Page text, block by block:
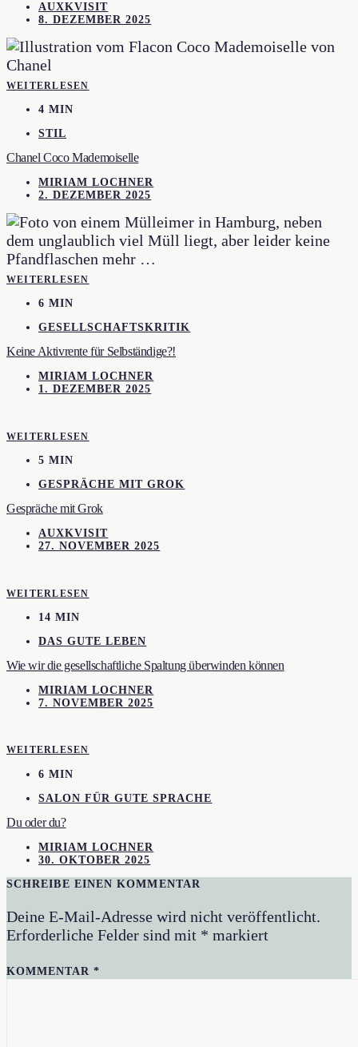
AUXKVISIT
8. DEZEMBER 2025
WEITERLESEN
4 MIN
STIL
Chanel Coco Mademoiselle
MIRIAM LOCHNER
2. DEZEMBER 2025
WEITERLESEN
6 MIN
GESELLSCHAFTSKRITIK
Keine Aktivrente für Selbständige?!
MIRIAM LOCHNER
1. DEZEMBER 2025
WEITERLESEN
5 MIN
GESPRÄCHE MIT GROK
Gespräche mit Grok
AUXKVISIT
27. NOVEMBER 2025
WEITERLESEN
14 MIN
DAS GUTE LEBEN
Wie wir die gesellschaftliche Spaltung überwinden können
MIRIAM LOCHNER
7. NOVEMBER 2025
WEITERLESEN
6 MIN
SALON FÜR GUTE SPRACHE
Du oder du?
MIRIAM LOCHNER
30. OKTOBER 2025
SCHREIBE EINEN KOMMENTAR
Deine E-Mail-Adresse wird nicht veröffentlicht.
Erforderliche Felder sind mit * markiert
KOMMENTAR*